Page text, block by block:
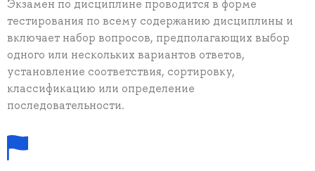
Экзамен по дисциплине проводится в форме
тестирования по всему содержанию дисциплины и
включает набор вопросов, предполагающих выбор
одного или нескольких вариантов ответов,
установление соответствия, сортировку,
классификацию или определение
последовательности.